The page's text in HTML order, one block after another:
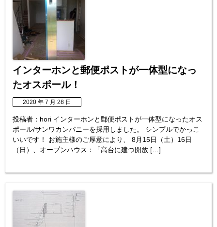
インターホンと郵便ポストが一体型になっ
たオスポール！
2020 年 7 月 28 日
投稿者：hori インターホンと郵便ポストが一体型になったオス
ポール/サンワカンパニーを採用しました。 シンプルでかっこ
いいです！ お施主様のご厚意により、 8月15日（土）16日
（日）、オープンハウス：「高台に建つ開放 […]